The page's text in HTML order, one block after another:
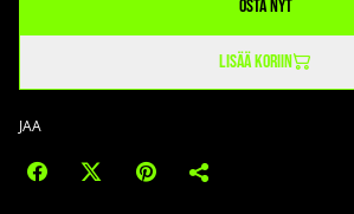
Osta nyt
Lisää koriin
JAA